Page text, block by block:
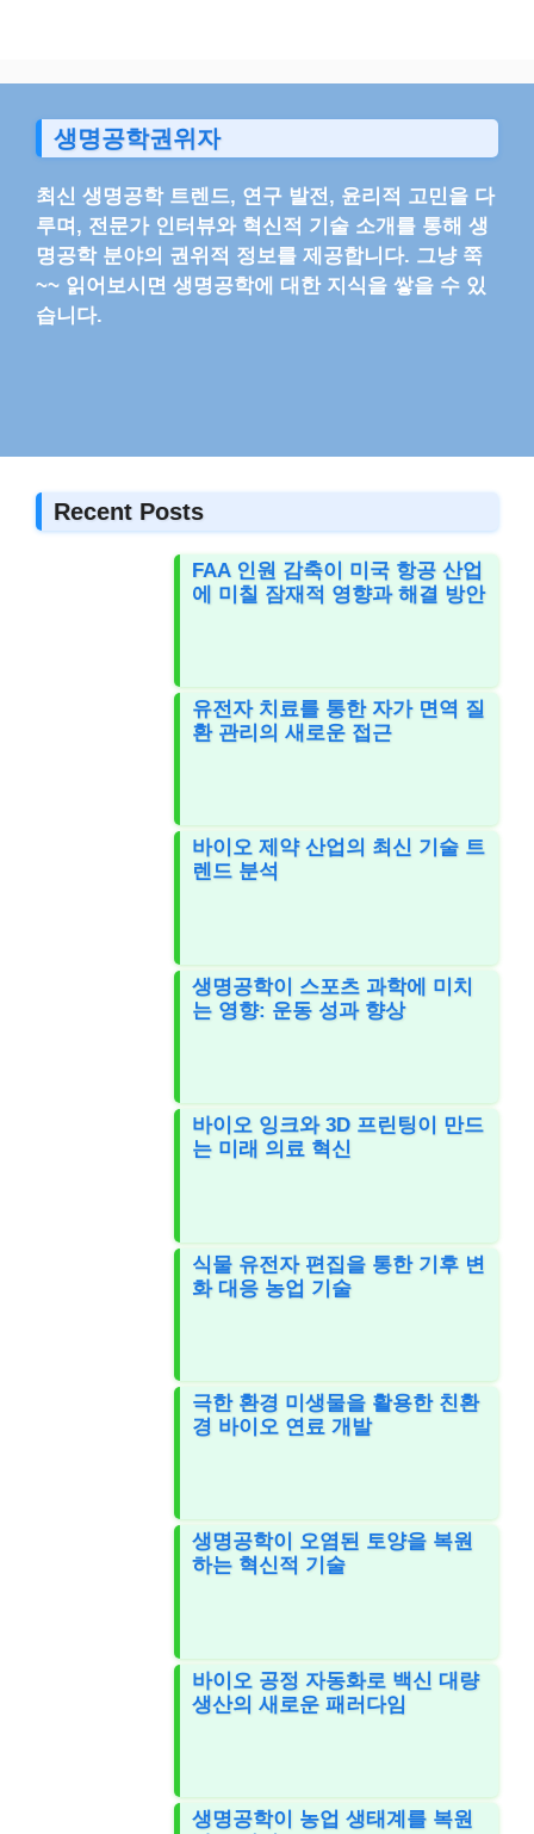
생명공학권위자
최신 생명공학 트렌드, 연구 발전, 윤리적 고민을 다
루며, 전문가 인터뷰와 혁신적 기술 소개를 통해 생
명공학 분야의 권위적 정보를 제공합니다. 그냥 쭉
~~ 읽어보시면 생명공학에 대한 지식을 쌓을 수 있
습니다.
Recent Posts
FAA 인원 감축이 미국 항공 산업
에 미칠 잠재적 영향과 해결 방안
유전자 치료를 통한 자가 면역 질
환 관리의 새로운 접근
바이오 제약 산업의 최신 기술 트
렌드 분석
생명공학이 스포츠 과학에 미치
는 영향: 운동 성과 향상
바이오 잉크와 3D 프린팅이 만드
는 미래 의료 혁신
식물 유전자 편집을 통한 기후 변
화 대응 농업 기술
극한 환경 미생물을 활용한 친환
경 바이오 연료 개발
생명공학이 오염된 토양을 복원
하는 혁신적 기술
바이오 공정 자동화로 백신 대량
생산의 새로운 패러다임
생명공학이 농업 생태계를 복원